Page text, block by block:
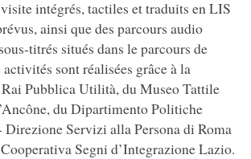
intégrés, tactiles et traduits en LIS
ainsi que des parcours audio
titrés situés dans le parcours de
sont réalisées grâce à la
Pubblica Utilità, du Museo Tattile
du Dipartimento Politiche
Direzione Servizi alla Persona di Roma
Segni d’Integrazione Lazio.